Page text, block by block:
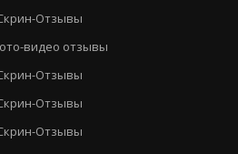
Отзывы
видео отзывы
Отзывы
Отзывы
Отзывы